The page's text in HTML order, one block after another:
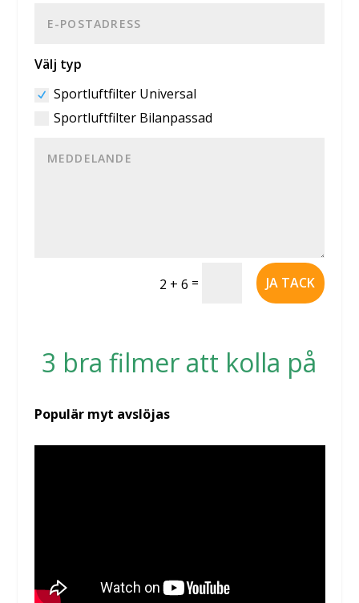
Välj typ
Sportluftfilter Universal
Sportluftfilter Bilanpassad
2 + 6 = JA TACK
3 bra filmer att kolla på
Populär myt avslöjas